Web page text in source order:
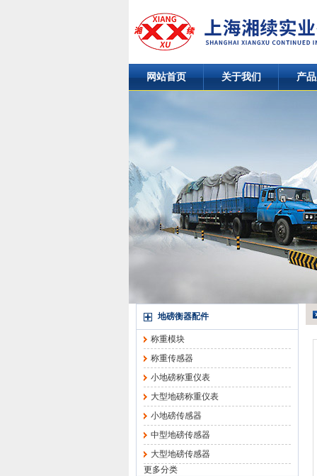
网站首页 关于我们 产
地磅衡器配件
称重模块
称重传感器
小地磅称重仪表
大型地磅称重仪表
小地磅传感器
中型地磅传感器
大型地磅传感器
更多分类